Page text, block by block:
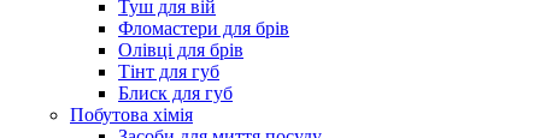
Туш для вій
Фломастери для брів
Олівці для брів
Тінт для губ
Блиск для губ
Побутова хімія